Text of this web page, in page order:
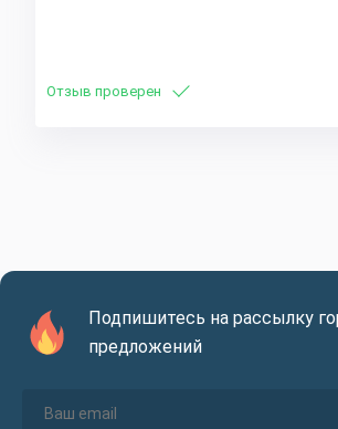
Отзыв проверен
Подпишитесь на рассылку
предложений